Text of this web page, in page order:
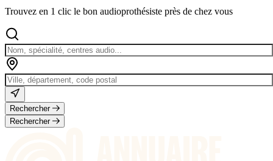
Trouvez en 1 clic le bon audioprothésiste près de chez vous
Rechercher
Rechercher